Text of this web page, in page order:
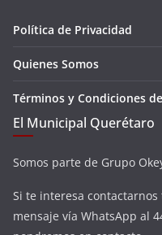
Política de Privacidad
Quienes Somos
Términos y Condiciones
El Municipal Querétaro
Somos parte de Grupo
Si te interesa
mensaje vía WhatsApp al